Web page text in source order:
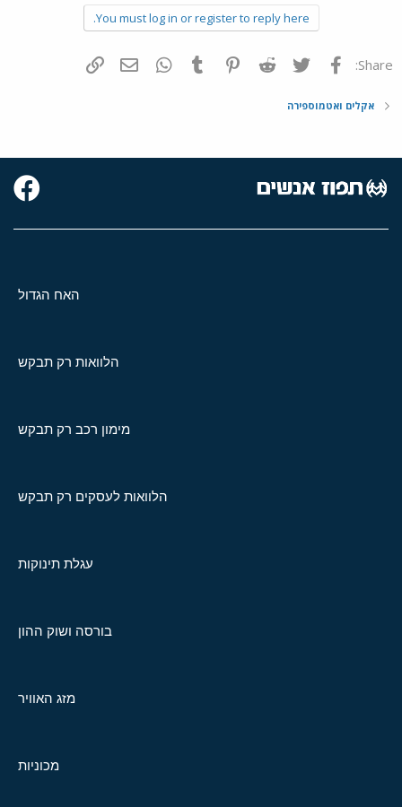
You must log in or register to reply here.
Share: פייסבוק Twitter
Reddit
Pinterest
Tumblr
WhatsAppדואר אלקטרוני
אקלים ואטמוספירה
האח הגדול
הלוואות רק תבקש
מימון רכב רק תבקש
הלוואות לעסקים רק תבקש
עגלת תינוקות
בורסה ושוק ההון
מזג האוויר
מכוניות